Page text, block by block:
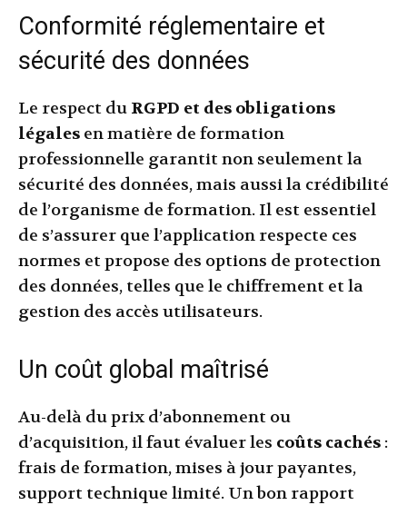
Conformité réglementaire et
sécurité des données
Le respect du RGPD et des obligations
légales en matière de formation
professionnelle garantit non seulement la
sécurité des données, mais aussi la crédibilité
de l’organisme de formation. Il est essentiel
de s’assurer que l’application respecte ces
normes et propose des options de protection
des données, telles que le chiffrement et la
gestion des accès utilisateurs.
Un coût global maîtrisé
Au-delà du prix d’abonnement ou
d’acquisition, il faut évaluer les coûts cachés :
frais de formation, mises à jour payantes,
support technique limité. Un bon rapport